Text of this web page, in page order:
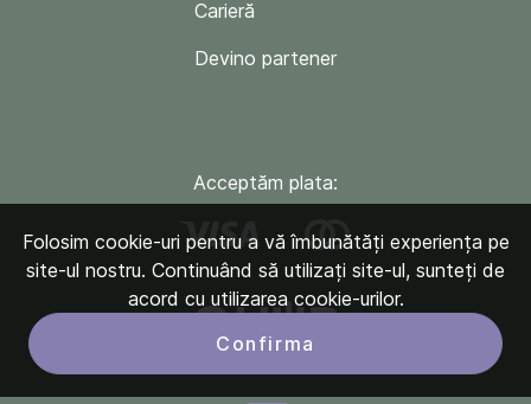
Carieră
Devino partener
Acceptăm plata:
Folosim cookie-uri pentru a vă îmbunătăți experiența pe
site-ul nostru. Continuând să utilizați site-ul, sunteți de
acord cu utilizarea cookie-urilor.
Confirma